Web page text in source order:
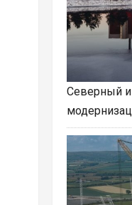
Северный